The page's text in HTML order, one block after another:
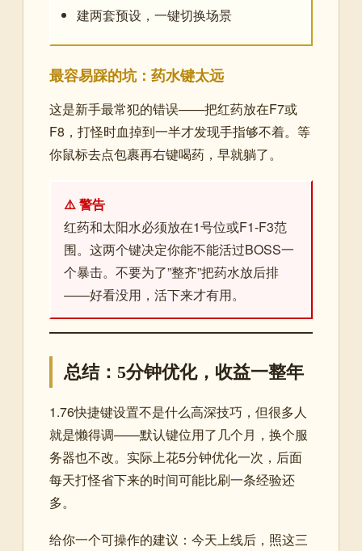
建两套预设，一键切换场景
最容易踩的坑：药水键太远
这是新手最常犯的错误——把红药放在F7或
F8，打怪时血掉到一半才发现手指够不着。等
你鼠标去点包裹再右键喝药，早就躺了。
⚠️ 警告
红药和太阳水必须放在1号位或F1-F3范
围。这两个键决定你能不能活过BOSS一
个暴击。不要为了”整齐”把药水放后排
——好看没用，活下来才有用。
总结：5分钟优化，收益一整年
1.76快捷键设置不是什么高深技巧，但很多人
就是懒得调——默认键位用了几个月，换个服
务器也不改。实际上花5分钟优化一次，后面
每天打怪省下来的时间可能比刷一条经验还
多。
给你一个可操作的建议：今天上线后，照这三